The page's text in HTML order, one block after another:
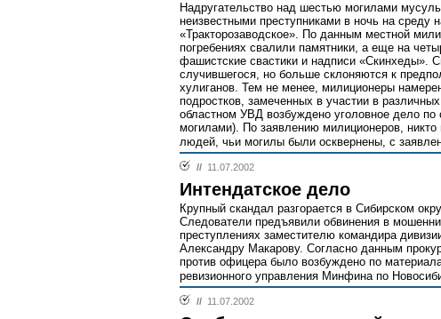
Надругательство над шестью могилами
неизвестными преступниками в ночь на среду
«Тракторозаводское». По данным местной
погребениях свалили памятники, а еще на
фашистские свастики и надписи «Скинхеды».
случившегося, но больше склоняются к
хулиганов. Тем не менее, милиционеры
подростков, замеченных в участии в
областном УВД возбуждено уголовное дело по
могилами). По заявлению милиционеров, никто
людей, чьи могилы были осквернены, с
// 11.07.2002
Интендатское дело
Крупный скандал разгорается в Сибирском
Следователи предъявили обвинения в
преступлениях заместителю командира
Александру Макарову. Согласно данным
против офицера было возбуждено по
ревизионного управления Минфина по
// 11.07.2002